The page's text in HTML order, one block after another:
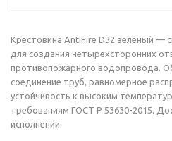
Крестовина AntiFire D32 зеленый —
для создания четырехсторонних
противопожарного водопровода.
соединение труб, равномерное
устойчивость к высоким
требованиям ГОСТ Р 53630-2015.
исполнении.